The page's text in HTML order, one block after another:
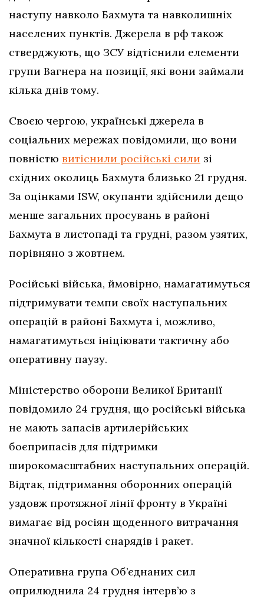
наступу навколо Бахмута та навколишніх
населених пунктів. Джерела в рф також
стверджують, що ЗСУ відтіснили елементи
групи Вагнера на позиції, які вони займали
кілька днів тому.
Своєю чергою, українські джерела в
соціальних мережах повідомили, що вони
повністю витіснили російські сили зі
східних околиць Бахмута близько 21 грудня.
За оцінками ISW, окупанти здійснили дещо
менше загальних просувань в районі
Бахмута в листопаді та грудні, разом узятих,
порівняно з жовтнем.
Російські війська, ймовірно, намагатимуться
підтримувати темпи своїх наступальних
операцій в районі Бахмута і, можливо,
намагатимуться ініціювати тактичну або
оперативну паузу.
Міністерство оборони Великої Британії
повідомило 24 грудня, що російські війська
не мають запасів артилерійських
боєприпасів для підтримки
широкомасштабних наступальних операцій.
Відтак, підтримання оборонних операцій
уздовж протяжної лінії фронту в Україні
вимагає від росіян щоденного витрачання
значної кількості снарядів і ракет.
Оперативна група Об’єднаних сил
оприлюднила 24 грудня інтерв’ю з